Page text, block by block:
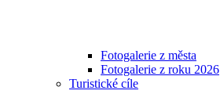
Fotogalerie z města
Fotogalerie z roku 2026
Turistické cíle